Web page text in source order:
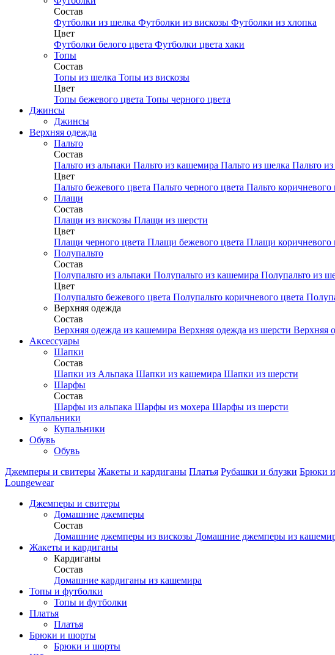
Состав
Футболки из шелка Футболки из вискозы Футболки из хлопка
Цвет
Футболки белого цвета Футболки цвета хаки
Топы
Состав
Топы из шелка Топы из вискозы
Цвет
Топы бежевого цвета Топы черного цвета
Джинсы
Джинсы
Верхняя одежда
Пальто
Состав
Пальто из альпаки Пальто из кашемира Пальто из шелка Пальто
Цвет
Пальто бежевого цвета Пальто черного цвета Пальто коричневого
Плащи
Состав
Плащи из вискозы Плащи из шерсти
Цвет
Плащи черного цвета Плащи бежевого цвета Плащи коричневого
Полупальто
Состав
Полупальто из альпаки Полупальто из кашемира Полупальто из
Цвет
Полупальто бежевого цвета Полупальто коричневого цвета
Верхняя одежда
Состав
Верхняя одежда из кашемира Верхняя одежда из шерсти Верхняя
Аксесcуары
Шапки
Состав
Шапки из Альпака Шапки из кашемира Шапки из шерсти
Шарфы
Состав
Шарфы из альпака Шарфы из мохера Шарфы из шерсти
Купальники
Купальники
Обувь
Обувь
Джемперы и свитеры Жакеты и кардиганы Платья Рубашки и блузки Брюки
Loungewear
Джемперы и свитеры
Домашние джемперы
Состав
Домашние джемперы из вискозы Домашние джемперы из
Жакеты и кардиганы
Кардиганы
Состав
Домашние кардиганы из кашемира
Топы и футболки
Топы и футболки
Платья
Платья
Брюки и шорты
Брюки и шорты